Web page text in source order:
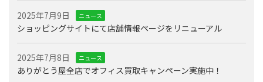
2025年7月9日 ニュース
ショッピングサイトにて店舗情報ページをリニューアル
2025年7月8日 ニュース
ありがとう屋全店でオフィス買取キャンペーン実施中！